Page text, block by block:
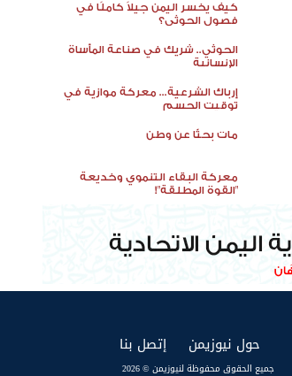
كيف يخسر اليمن جيلاً كاملًا في
فصول الحوثي؟
الحوثي.. شريك في صناعة المأساة
الإنسانية
إرباك الشرعية... معركة موازية في
توقيت الحسم
مات بحثًا عن وطن
معركة البقاء التنموي وخديعة
"القوة المطلقة"!
حول نيوزيمن إتصل بنا
جميع الحقوق محفوظة لنيوزيمن © 2026